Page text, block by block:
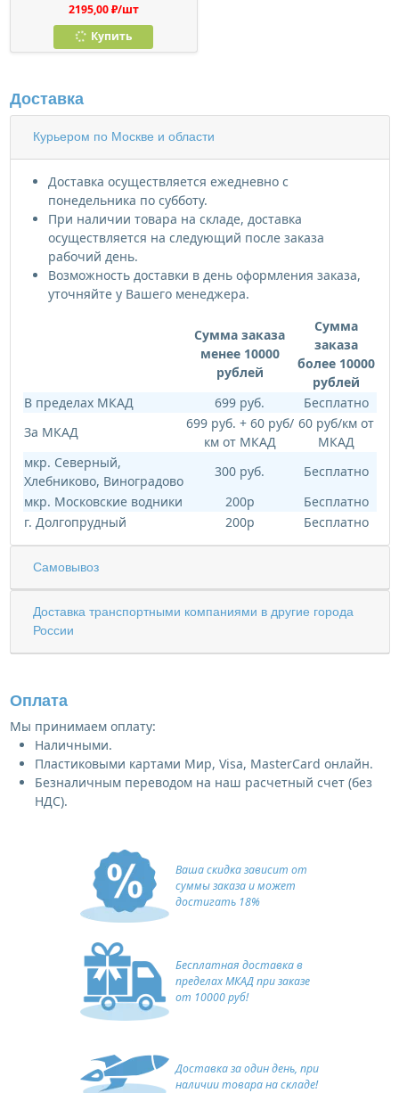
2195,00 ₽/шт
Купить
Доставка
Курьером по Москве и области
Доставка осуществляется ежедневно с
понедельника по субботу.
При наличии товара на складе, доставка
осуществляется на следующий после заказа
рабочий день.
Возможность доставки в день оформления заказа,
уточняйте у Вашего менеджера.
Сумма заказа
менее 10000
рублей
Сумма
заказа
более 10000
рублей
В пределах МКАД
699 руб.
Бесплатно
За МКАД
699 руб. + 60 руб/
км от МКАД
60 руб/км от
МКАД
мкр. Северный,
Хлебниково, Виноградово
300 руб.
Бесплатно
мкр. Московские водники
200р
Бесплатно
г. Долгопрудный
200р Бесплатно
Самовывоз
Доставка транспортными компаниями в другие города
России
Оплата
Мы принимаем оплату:
Наличными.
Пластиковыми картами Мир, Visa, MasterCard онлайн.
Безналичным переводом на наш расчетный счет (без
НДС).
Ваша скидка зависит от
суммы заказа и может
достигать 18%
Бесплатная доставка в
пределах МКАД при заказе
от 10000 руб!
Доставка за один день, при
наличии товара на складе!